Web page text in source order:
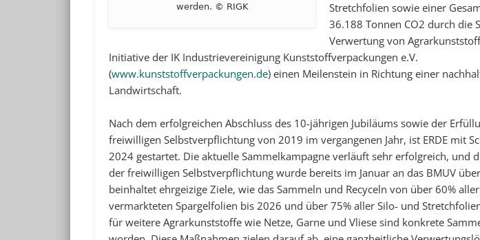
werden. © RIGK
Stretchfolien sowie einer
36.188 Tonnen CO2 durch die
Verwertung von
Initiative der IK Industrievereinigung Kunststoffverpackungen e.V.
(www.kunststoffverpackungen.de) einen Meilenstein in Richtung einer
Landwirtschaft.
Nach dem erfolgreichen Abschluss des 10-jährigen Jubiläums sowie der
freiwilligen Selbstverpflichtung von 2019 im vergangenen Jahr, ist ERDE mit
2024 gestartet. Die aktuelle Sammelkampagne verläuft sehr erfolgreich, und
der freiwilligen Selbstverpflichtung wurde bereits im Januar an das BMUV
beinhaltet ehrgeizige Ziele, wie das Sammeln und Recyceln von über 60%
vermarkteten Spargelfolien bis 2026 und über 75% aller Silo- und
für weitere Agrarkunststoffe wie Netze, Garne und Vliese sind konkrete